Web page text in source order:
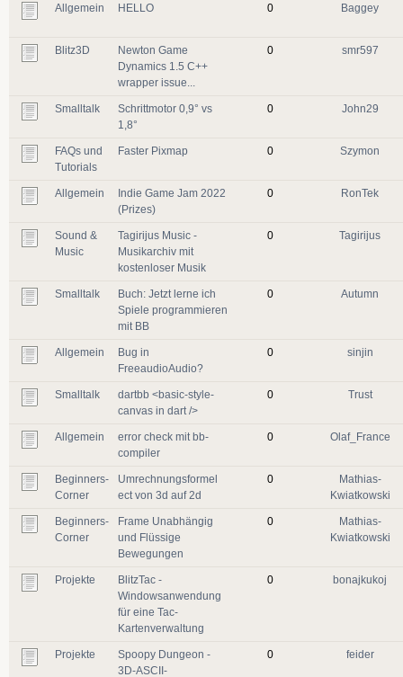
Allgemein HELLO 0 Baggey
Blitz3D
Newton Game
Dynamics 1.5 C++
wrapper issue...
0 smr597
Smalltalk
Schrittmotor 0,9° vs
1,8°
0 John29
FAQs und
Tutorials
Faster Pixmap 0 Szymon
Allgemein
Indie Game Jam 2022
(Prizes)
0 RonTek
Sound &
Music
Tagirijus Music -
Musikarchiv mit
kostenloser Musik
0 Tagirijus
Smalltalk
Buch: Jetzt lerne ich
Spiele programmieren
mit BB
0 Autumn
Allgemein
Bug in
FreeaudioAudio?
0 sinjin
Smalltalk
dartbb <basic-style-
canvas in dart />
0 Trust
Allgemein
error check mit bb-
compiler
0 Olaf_France
Beginners-
Corner
Umrechnungsformel
ect von 3d auf 2d
0
Mathias-
Kwiatkowski
Beginners-
Corner
Frame Unabhängig
und Flüssige
Bewegungen
0
Mathias-
Kwiatkowski
Projekte
BlitzTac -
Windowsanwendung
für eine Tac-
Kartenverwaltung
0 bonajkukoj
Projekte
Spoopy Dungeon -
3D-ASCII-
0 feider